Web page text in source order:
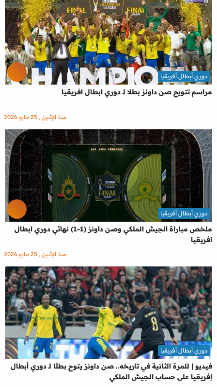
مراسم تتويج صن داونز بطلا لـ دوري ابطال افريقيا
دوري أبطال أفريقيا
منذ الإثنين , 25 مايو 2026
ملخص مباراة الجيش الملكي وصن داونز (1-1) نهائي دوري ابطال
افريقيا
دوري أبطال أفريقيا
منذ الإثنين , 25 مايو 2026
فيديو | للمرة الثانية في تاريخه.. صن داونز يتوج بطلًا لـ دوري أبطال
إفريقيا على حساب الجيش الملكي
دوري أبطال أفريقيا